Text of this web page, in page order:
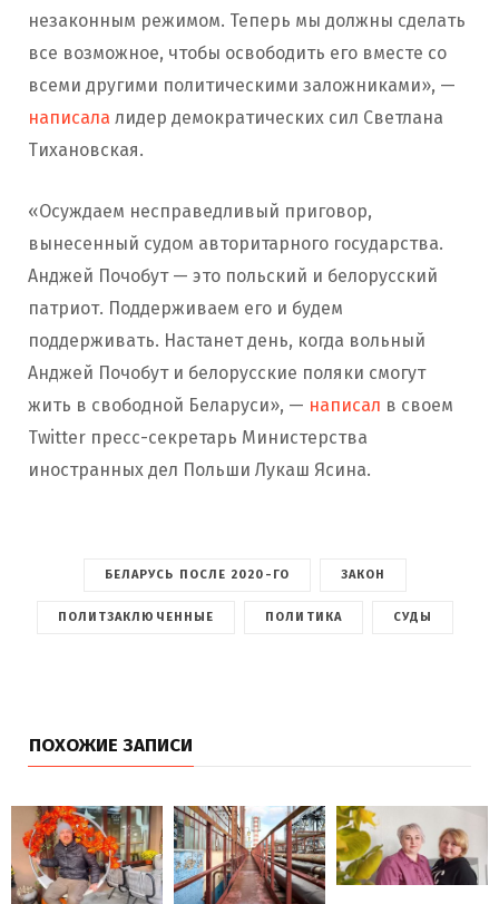
незаконным режимом. Теперь мы должны сделать
все возможное, чтобы освободить его вместе со
всеми другими политическими заложниками», —
написала лидер демократических сил Светлана
Тихановская.
«Осуждаем несправедливый приговор,
вынесенный судом авторитарного государства.
Анджей Почобут — это польский и белорусский
патриот. Поддерживаем его и будем
поддерживать. Настанет день, когда вольный
Анджей Почобут и белорусские поляки смогут
жить в свободной Беларуси», — написал в своем
Twitter пресс-секретарь Министерства
иностранных дел Польши Лукаш Ясина.
БЕЛАРУСЬ ПОСЛЕ 2020-ГО ЗАКОН
ПОЛИТЗАКЛЮЧЕННЫЕ ПОЛИТИКА СУДЫ
ПОХОЖИЕ ЗАПИСИ